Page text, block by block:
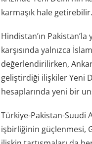
karmaşık hale getirebilir.
Hindistan’ın
karşısında yalnızca
değerlendirilirken,
geliştirdiği ilişkiler Yeni
hesaplarında yeni bir
Türkiye-Pakistan-Suudi
işbirliğinin güçlenmesi,